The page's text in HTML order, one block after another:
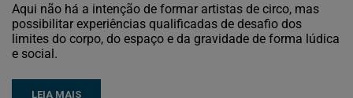
Aqui não há a intenção de formar artistas de circo, mas
possibilitar experiências qualificadas de desafio dos
limites do corpo, do espaço e da gravidade de forma lúdica
e social.
LEIA MAIS